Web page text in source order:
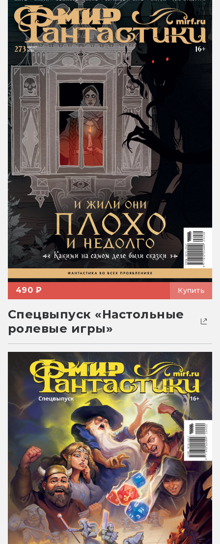
490 ₽ Купить
Спецвыпуск «Настольные
ролевые игры»